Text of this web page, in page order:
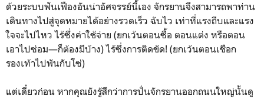
ด้วยระบบฟันเฟืองอันน่าอัศจรรย์นี้เอง จักรยานจึงสามารถพาท่าน
เดินทางไปสู่จุดหมายได้อย่างรวดเร็ว ฉับไว เท่าที่แรงถีบและแรง
ใจจะไปไหว ไร้ซึ่งค่าใช้จ่าย (ยกเว้นตอนซื้อ ตอนแต่ง หรือตอน
เอาไปซ่อม—ก็ต้องมีบ้าง) ไร้ซึ่งการติดขัด! (ยกเว้นตอนเชือก
รองเท้าไปพันกับโซ่)
แต่เดี๋ยวก่อน หากคุณยังรู้สึกว่าการปั่นจักรยานออกถนนใหญ่นั้นดู